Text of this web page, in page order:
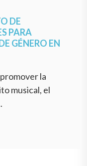
DE
PARA
GÉNERO EN
la
musical, el